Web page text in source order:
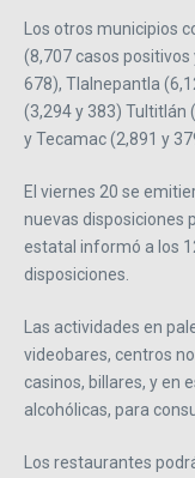
Los otros municipios
(8,707 casos
678), Tlalnepantla
(3,294 y 383) Tultitlán
y Tecamac (2,891 y
El viernes 20 se
nuevas disposiciones
estatal informó a los
disposiciones.
Las actividades en
videobares, centros
casinos, billares, y en
alcohólicas, para
Los restaurantes